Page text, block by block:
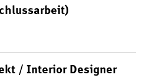
/ Interior Designer